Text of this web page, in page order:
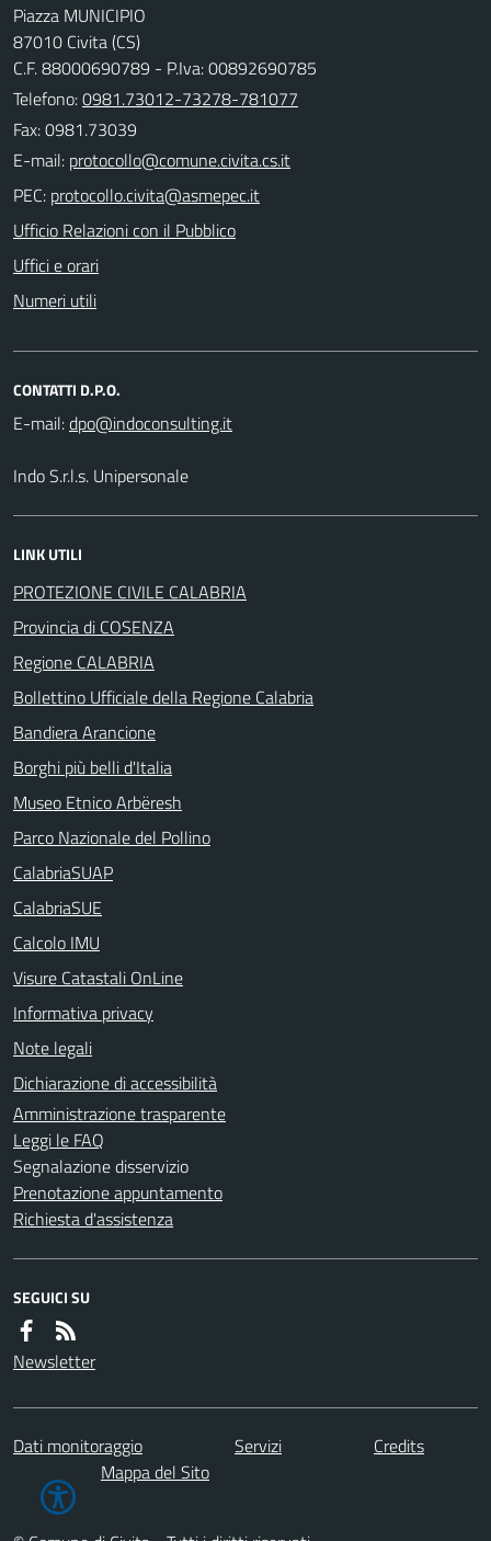
Piazza MUNICIPIO
87010 Civita (CS)
C.F. 88000690789 - P.Iva: 00892690785
Telefono:0981.73012-73278-781077
Fax: 0981.73039
E-mail:
PEC:
Ufficio Relazioni con il Pubblico
Uffici e orari
Numeri utili
CONTATTI D.P.O.
E-mail:
Indo S.r.l.s. Unipersonale
LINK UTILI
PROTEZIONE CIVILE CALABRIA
Provincia di COSENZA
Regione CALABRIA
Bollettino Ufficiale della Regione Calabria
Bandiera Arancione
Borghi più belli d'Italia
Museo Etnico Arbëresh
Parco Nazionale del Pollino
CalabriaSUAP
CalabriaSUE
Calcolo IMU
Visure Catastali OnLine
Informativa privacy
Note legali
Dichiarazione di accessibilità
Amministrazione trasparente
Leggi le FAQ
Segnalazione disservizio
Prenotazione appuntamento
Richiesta d'assistenza
SEGUICI SU
Newsletter
Dati monitoraggio Servizi
Credits
Mappa del Sito